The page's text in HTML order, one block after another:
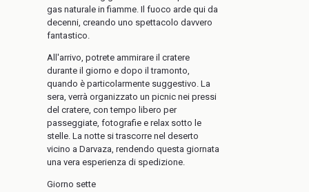
gas naturale in fiamme. Il fuoco arde qui da
decenni, creando uno spettacolo davvero
fantastico.
All'arrivo, potrete ammirare il cratere
durante il giorno e dopo il tramonto,
quando è particolarmente suggestivo. La
sera, verrà organizzato un picnic nei pressi
del cratere, con tempo libero per
passeggiate, fotografie e relax sotto le
stelle. La notte si trascorre nel deserto
vicino a Darvaza, rendendo questa giornata
una vera esperienza di spedizione.
Giorno sette